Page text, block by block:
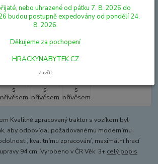
Lena Traktor s přívěsem
s přívěsem
Kvalitně zpracovaný traktor s vozíkem byl
aby odpovídal požadovanému modernímu
kvalitnímu zpracování, maximální hrací
94 cm. Vyrobeno v ČR Věk: 3+ celý popis
nebo uhrazené od pátku 7. 8. 2026 do
budou postupně expedovány od pondělí 24.
8. 2026.
Děkujeme za pochopení
HRACKYNABYTEK.CZ
Zavřít